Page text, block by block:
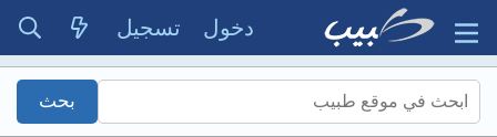
دخول تسجيل